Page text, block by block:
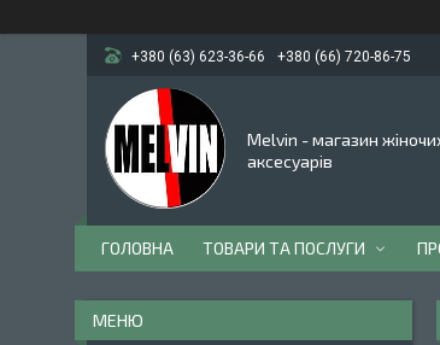
+380 (63) 623-36-66 +380 (66) 720-86-75
Melvin - магазин
аксесуарів
ГОЛОВНА ТОВАРИ ТА ПОСЛУГИ